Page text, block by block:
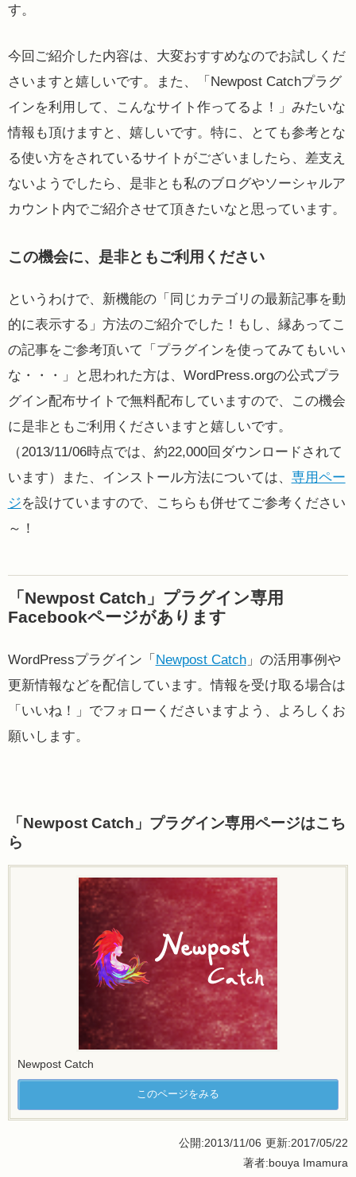
す。
今回ご紹介した内容は、大変おすすめなのでお試しくだ
さいますと嬉しいです。また、「Newpost Catchプラグ
インを利用して、こんなサイト作ってるよ！」みたいな
情報も頂けますと、嬉しいです。特に、とても参考とな
る使い方をされているサイトがございましたら、差支え
ないようでしたら、是非とも私のブログやソーシャルア
カウント内でご紹介させて頂きたいなと思っています。
この機会に、是非ともご利用ください
というわけで、新機能の「同じカテゴリの最新記事を動
的に表示する」方法のご紹介でした！もし、縁あってこ
の記事をご参考頂いて「プラグインを使ってみてもいい
な・・・」と思われた方は、WordPress.orgの公式プラ
グイン配布サイトで無料配布していますので、この機会
に是非ともご利用くださいますと嬉しいです。
（2013/11/06時点では、約22,000回ダウンロードされて
います）また、インストール方法については、 専用ペー
ジを設けていますので、こちらも併せてご参考ください
～！
「Newpost Catch」プラグイン専用
Facebookページがあります
WordPressプラグイン「 Newpost Catch」の活用事例や
更新情報などを配信しています。情報を受け取る場合は
「いいね！」でフォローくださいますよう、よろしくお
願いします。
「Newpost Catch」プラグイン専用ページはこち
ら
Newpost Catch
このページをみる
公開:2013/11/06 更新:2017/05/22
著者:bouya Imamura